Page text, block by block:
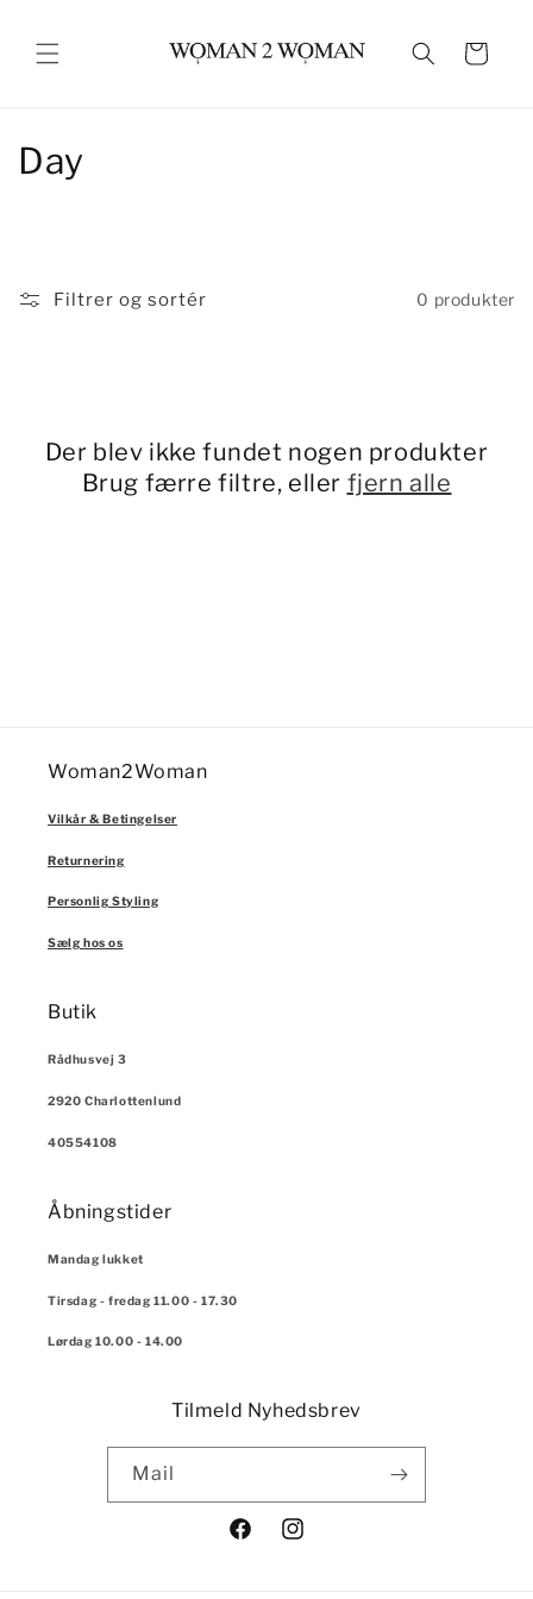
Indkøbskurv
K
l
Day
Filtrer og sortér 0 produkter
Der blev ikke fundet nogen produkter
Brug færre filtre, eller fjern alle
Woman2Woman
Vilkår & Betingelser
Returnering
Personlig Styling
Sælg hos os
Butik
Rådhusvej 3
2920 Charlottenlund
40554108
Åbningstider
Mandag lukket
Tirsdag - fredag 11.00 - 17.30
Lørdag 10.00 - 14.00
Tilmeld Nyhedsbrev
Mail
FacebookInstagram